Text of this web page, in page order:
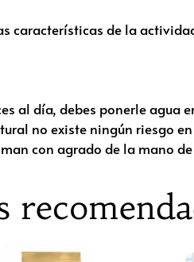
características de la
al día, debes ponerle agua
no existe ningún riesgo
con agrado de la mano de